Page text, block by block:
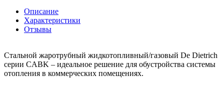
Описание
Характеристики
Отзывы
Стальной жаротрубный жидкотопливный/газовый De Dietrich
серии CABK – идеальное решение для обустройства системы
отопления в коммерческих помещениях.